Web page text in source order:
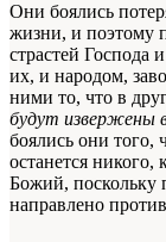
Они боялись
жизни, и поэтому
страстей Господа
их, и народом,
ними то, что в
будут извержены
боялись они того,
останется
Божий, поскольку
направлено